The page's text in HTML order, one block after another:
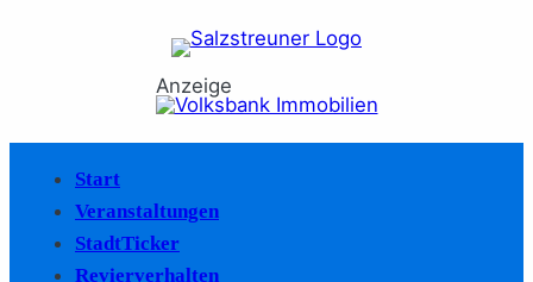
Anzeige
Start
Veranstaltungen
StadtTicker
Revierverhalten